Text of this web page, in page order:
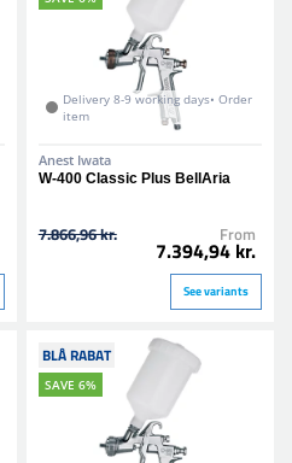
Delivery 8-9 working days• Order
item
Anest Iwata
W-400 Classic Plus BellAria
7.866,96 kr. From
7.394,94 kr.
See variants
BLÅ RABAT
SAVE 6%